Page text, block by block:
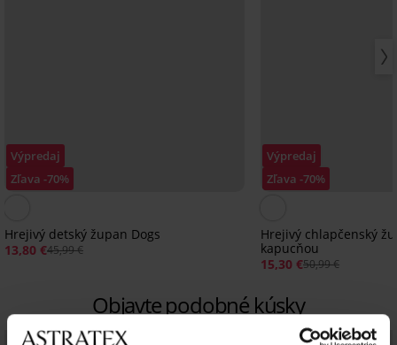
Výpredaj
Zľava -70%
Hrejivý detský župan Dogs
13,80 €45,99 €
Výpredaj
Zľava -70%
Hrejivý chlapčenský
kapucňou
15,30 €50,99 €
Objavte podobné kúsky
LIMITED LIMITED